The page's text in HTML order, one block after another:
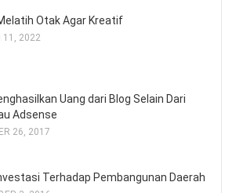
Otak Agar Kreatif
11, 2022
Uang dari Blog Selain Dari
Adsense
26, 2017
Terhadap Pembangunan Daerah